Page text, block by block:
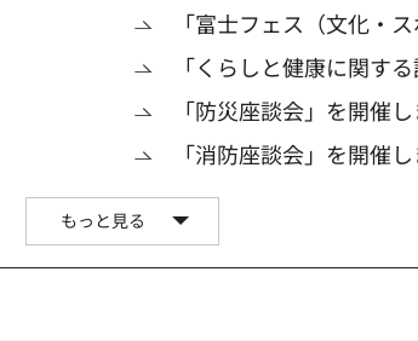
「富士フェス（文化・
「くらしと健康に関す
「防災座談会」を開催
「消防座談会」を開催
もっと見る